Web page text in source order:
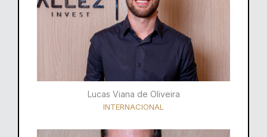
Lucas Viana de Oliveira
INTERNACIONAL